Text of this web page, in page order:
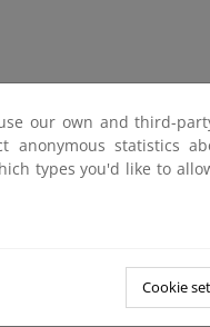
our own and third-
anonymous statistics
types you'd like to
Cookie